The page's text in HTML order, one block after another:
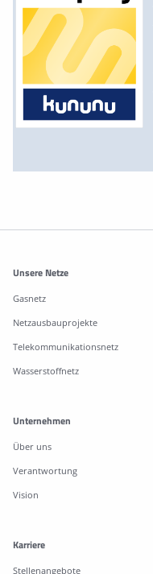
Weitere Informationen
Unsere Netze
Gasnetz
Netzausbauprojekte
Telekommunikationsnetz
Wasserstoffnetz
Unternehmen
Über uns
Verantwortung
Vision
Karriere
Stellenangebote